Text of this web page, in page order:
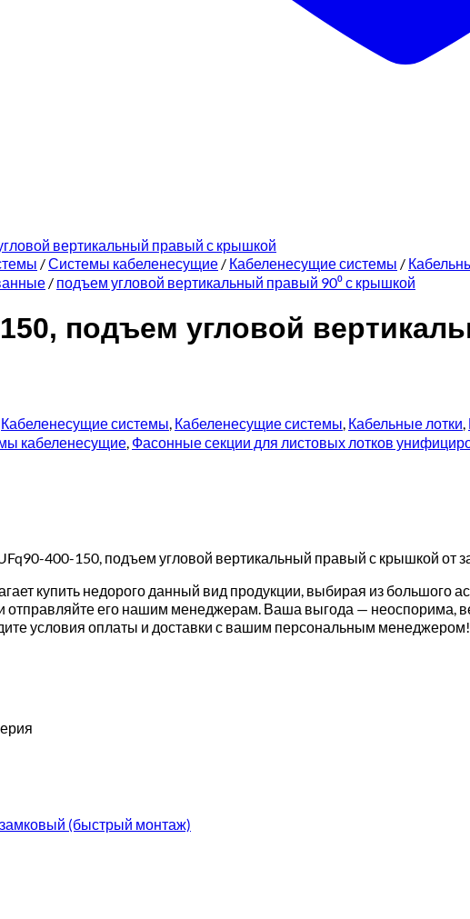
/Системы кабеленесущие / Кабеленесущие системы /
/ подъем угловой вертикальный правый 90⁰ с крышкой
150, подъем угловой
Кабеленесущие системы, Кабеленесущие системы, Кабельные лотки,
кабеленесущие, Фасонные секции для листовых лотков
400-150, подъем угловой вертикальный правый с крышкой от
купить недорого данный вид продукции, выбирая из большого
отправляйте его нашим менеджерам. Ваша выгода — неоспорима,
условия оплаты и доставки с вашим персональным менеджером!